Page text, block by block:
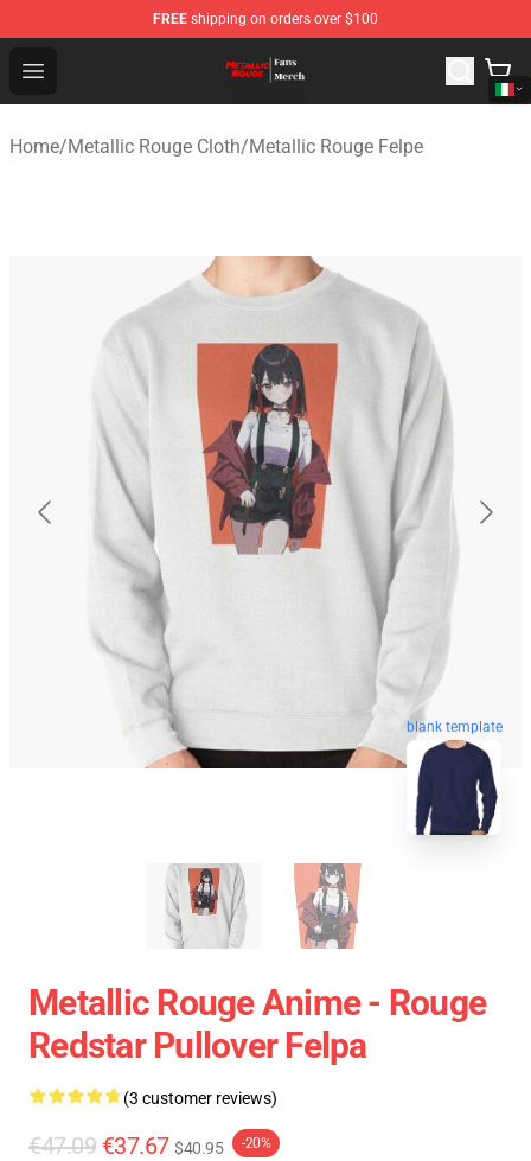
FREE shipping on orders over $100
Open menu
Metallic Rouge Store - Official Metallic Rouge
Home/Metallic Rouge Cloth/Metallic Rouge Felpe
blank template
Metallic Rouge Anime - Rouge
Redstar Pullover Felpa
(3 customer reviews)
€47.09 €37.67 $40.95 -20%